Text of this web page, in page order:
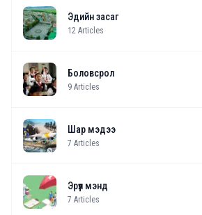
Эдийн засаг
12 Articles
Боловсрол
9 Articles
Шар мэдээ
7 Articles
Эрүүл мэнд
7 Articles